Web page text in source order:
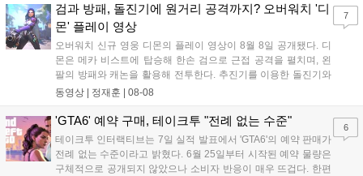
하는 몰입감 있는 서사와 조합을 구현하며 시리즈의 미래를 향한
새로운 가능성을 제시했다....
검과 방패, 돌진기에 원거리 공격까지? 오버워치 '디
몬' 플레이 영상
오버워치 신규 영웅 디몬의 플레이 영상이 8월 8일 공개됐다. 디
몬은 메카 비스트에 탑승해 한손 검으로 근접 공격을 펼치며, 왼
팔의 방패와 캐논을 활용해 전투한다. 추진기를 이용한 돌진기와
참격 형태의 궁극기를 보유했고, 메카 파괴 시 맨몸으로 기관총을
산의 영웅들 업데이트를 통해 정식 출시될 예정이다....
동영상 | 정재훈 08-08
7
'GTA6' 예약 구매, 테이크투 "전례 없는 수준"
테이크투 인터랙티브는 7일 실적 발표에서 'GTA6'의 예약 판매가
전례 없는 수준이라고 밝혔다. 6월 25일부터 시작된 예약 물량은
구체적으로 공개되지 않았으나 소비자 반응이 매우 뜨겁다. 한편
6